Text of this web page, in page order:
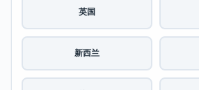
英国
新西兰